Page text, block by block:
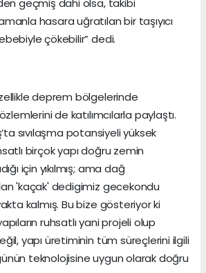
geçmiş dahi olsa, takibi
hasara uğratılan bir taşıyıcı
çökebilir” dedi.
deprem bölgelerinde
de katılımcılarla paylaştı.
sıvılaşma potansiyeli yüksek
birçok yapı doğru zemin
için yıkılmış; ama dağ
'kaçak' dedigimiz gecekondu
kalmış. Bu bize gösteriyor ki
ruhsatlı yani projeli olup
yapı üretiminin tüm süreçlerini ilgili
teknolojisine uygun olarak doğru